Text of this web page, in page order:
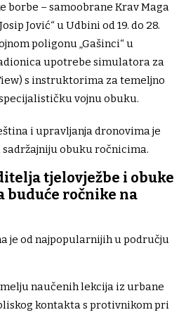
borbe – samoobrane Krav Maga
Jović“ u Udbini od 19. do 28.
poligonu „Gašinci“ u
upotrebe simulatora za
s instruktorima za temeljno
vojnu obuku.
i upravljanja dronovima je
obuku ročnicima.
tjelovježbe i obuke
buduće ročnike na
je od najpopularnijih u području
naučenih lekcija iz urbane
kontakta s protivnikom pri